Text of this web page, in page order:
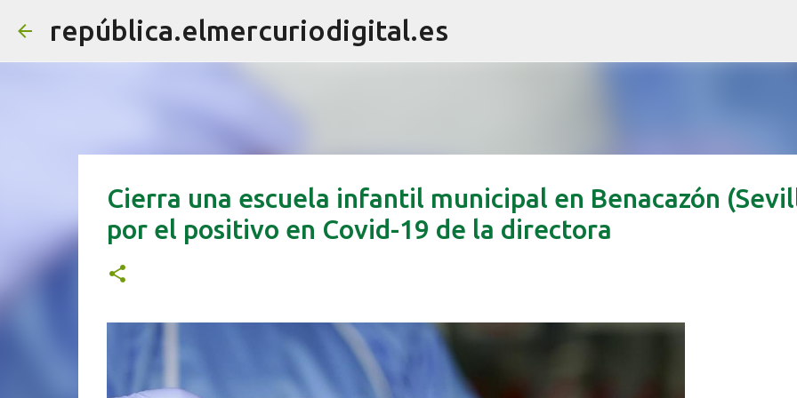
república.elmercuriodigital.es
Cierra una escuela infantil municipal en Benacazón
por el positivo en Covid-19 de la directora